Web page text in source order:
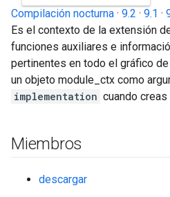
Compilación nocturna · 9.2 · 9.1 ·
Es el contexto de la extensión
funciones auxiliares e
pertinentes en todo el gráfico
un objeto module_ctx como
implementation cuando
Miembros
descargar